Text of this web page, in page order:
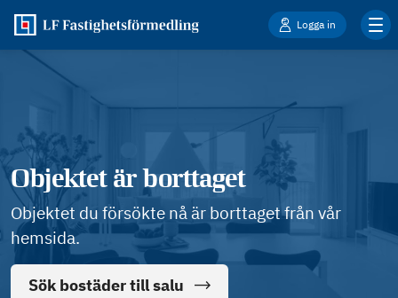
Logga in
Objektet är borttaget
Objektet du försökte nå är borttaget från vår
hemsida.
Sök bostäder till salu